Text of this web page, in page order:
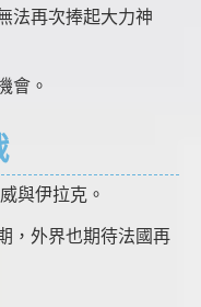
法再次捧起大力神
會。
與伊拉克。
，外界也期待法國再